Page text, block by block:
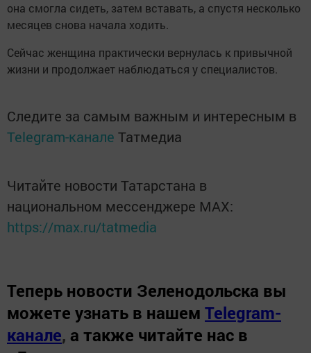
она смогла сидеть, затем вставать, а спустя несколько
месяцев снова начала ходить.
Сейчас женщина практически вернулась к привычной
жизни и продолжает наблюдаться у специалистов.
Следите за самым важным и интересным в
Telegram-канале Татмедиа
Читайте новости Татарстана в
национальном мессенджере MАХ:
https://max.ru/tatmedia
Теперь новости Зеленодольска вы
можете узнать в нашем Telegram-
канале, а также читайте нас в